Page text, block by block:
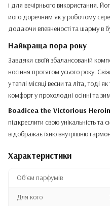
і для вечірнього використання.
його доречним як у робочому
додаючи впевненості та шарму в
Найкраща пора року
Завдяки своїй збалансованій
носіння протягом усього року.
у теплі місяці весни та літа, тоді
комфорт у прохолодні осінні та
Boadicea the Victorious
підкреслити свою унікальність
відображає їхню внутрішню
Характеристики
Обʼєм парфумів
Для кого